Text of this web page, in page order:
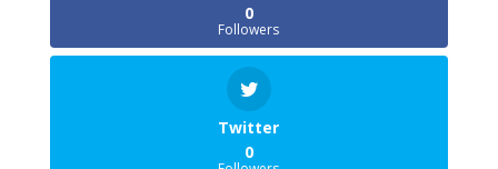
0
Followers
Twitter
0